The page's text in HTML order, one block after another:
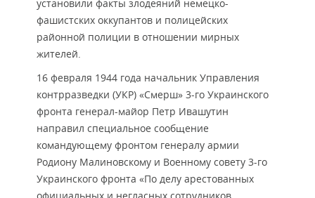
установили факты злодеяний немецко-
фашистских оккупантов и полицейских
районной полиции в отношении мирных
жителей.
16 февраля 1944 года начальник Управления
контрразведки (УКР) «Смерш» 3-го Украинского
фронта генерал-майор Петр Ивашутин
направил специальное сообщение
командующему фронтом генералу армии
Родиону Малиновскому и Военному совету 3-го
Украинского фронта «По делу арестованных